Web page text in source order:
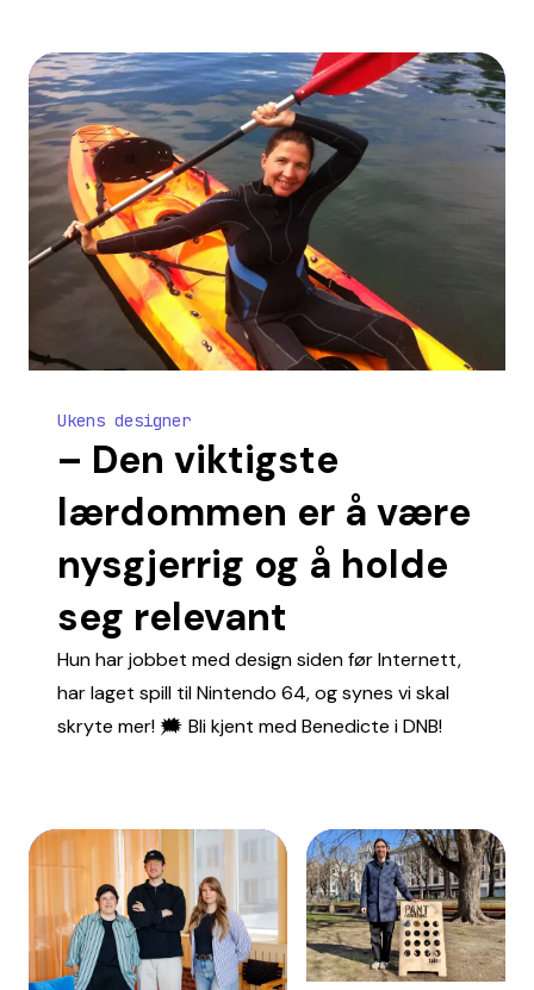
Ukens designer
– Den viktigste
lærdommen er å være
nysgjerrig og å holde
seg relevant
Hun har jobbet med design siden før Internett,
har laget spill til Nintendo 64, og synes vi skal
skryte mer! 🗯️ Bli kjent med Benedicte i DNB!